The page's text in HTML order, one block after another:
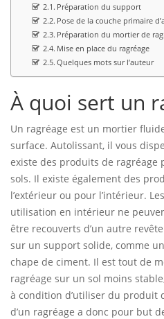
Préparation du support
Pose de la couche primaire
Préparation du mortier de
Mise en place du ragréage
Quelques mots sur l’auteur
À quoi sert un
Un ragréage est un mortier
surface. Autolissant, il vous
existe des produits de ragréage
sols. Il existe également des
l’extérieur ou pour l’intérieur.
utilisation en intérieur ne
être recouverts d’un autre
sur un support solide, comme
chape de ciment. Il est tout de
ragréage sur un sol moins
à condition d’utiliser du produit
d’un ragréage a donc pour but